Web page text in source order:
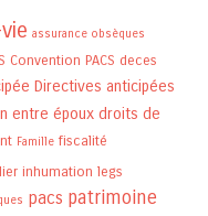
assurance obsèques
Convention PACS deces
Directives anticipées
entre époux droits de
Famille fiscalité
inhumation legs
pacs patrimoine